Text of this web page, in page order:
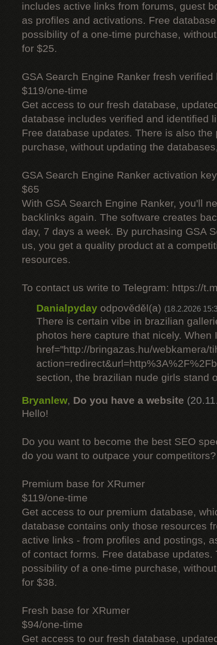
includes active links from forums, guest
as profiles and activations. Free
possibility of a one-time purchase,
for $25.
GSA Search Engine Ranker fresh verified
$119/one-time
Get access to our fresh database,
database includes verified and identified
Free database updates. There is also
purchase, without updating the
GSA Search Engine Ranker activation key
$65
With GSA Search Engine Ranker, you'll
backlinks again. The software creates
day, 7 days a week. By purchasing GSA
us, you get a quality product at a
resources.
To contact us write to Telegram: https://
Danialpyday odpověděl(a) (18.2.2026
There is certain vibe in brazilian
photos here capture that nicely. When
href="http://bringazas.hu/webkamera/
section, the brazilian nude girls stand
Bryanlew, Do you have a website
Hello!
Do you want to become the best SEO
do you want to outpace your competitors?
Premium base for XRumer
$119/one-time
Get access to our premium database,
database contains only those resources
active links - from profiles and postings,
of contact forms. Free database updates.
possibility of a one-time purchase,
for $38.
Fresh base for XRumer
$94/one-time
Get access to our fresh database,